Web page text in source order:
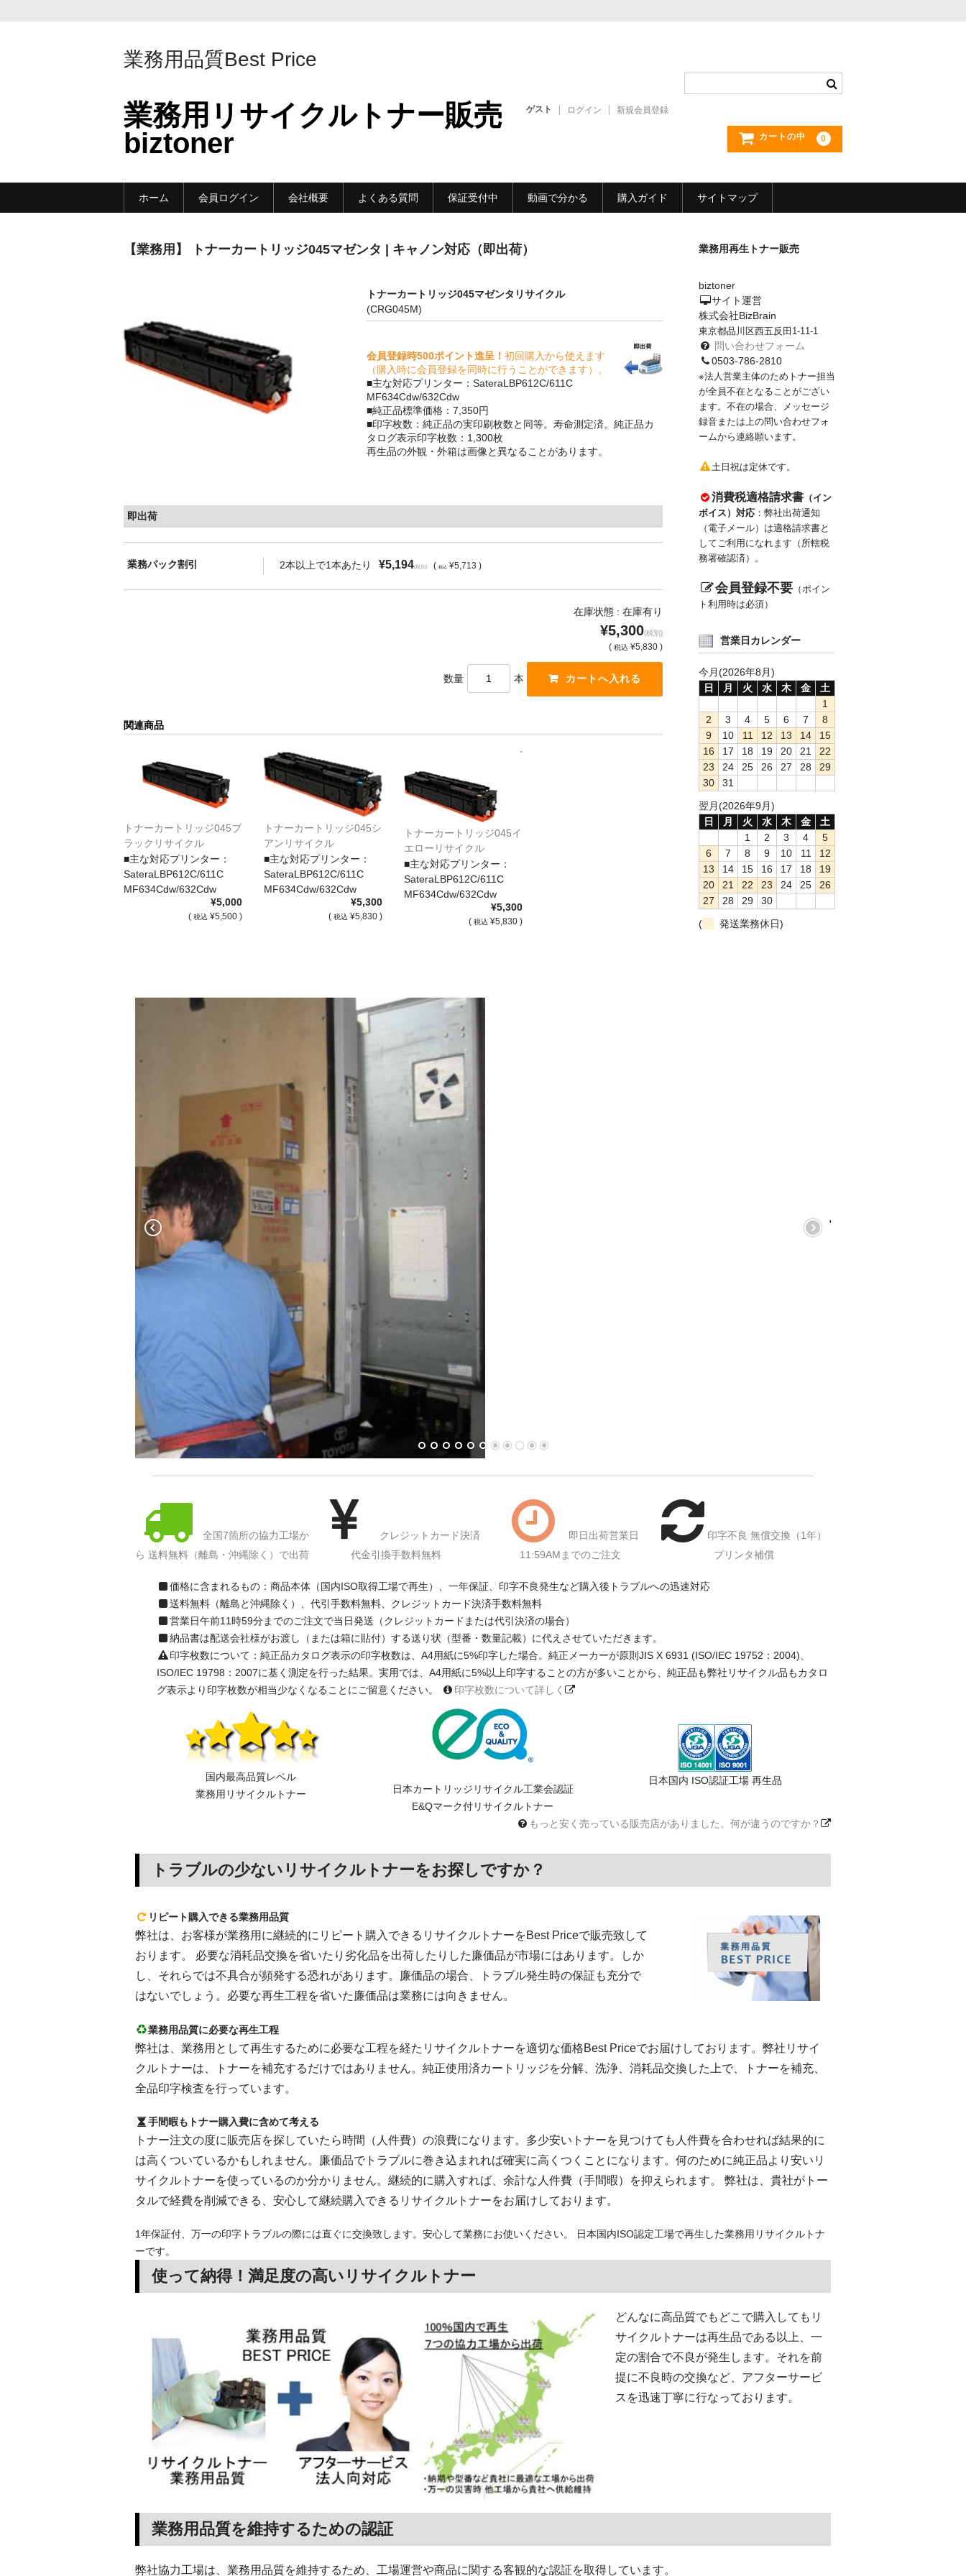
業務用品質Best Price
業務用リサイクルトナー販売
biztoner
ゲスト ログイン 新規会員登録
カートの中 0
ホーム 会員ログイン 会社概要 よくある質問 保証受付中 動画で分かる 購入ガイド サイトマップ
【業務用】 トナーカートリッジ045マゼンタ | キャノン対応（即出荷）
トナーカートリッジ045マゼンタリサイクル
(CRG045M)
会員登録時500ポイント進呈！ 初回購入から使えます
（購入時に会員登録を同時に行うことができます）。
■主な対応プリンター：SateraLBP612C/611C
MF634Cdw/632Cdw
■純正品標準価格：7,350円
■印字枚数：純正品の実印刷枚数と同等。寿命測定済。純正品カ
タログ表示印字枚数：1,300枚
再生品の外観・外箱は画像と異なることがあります。
即出荷
業務パック割引 2本以上で1本あたり ¥5,194(税別) ( 税込 ¥5,713 )
在庫状態 : 在庫有り
¥5,300(税別)
( 税込 ¥5,830 )
数量 本
関連商品
トナーカートリッジ045ブ
ラックリサイクル
■主な対応プリンター：
SateraLBP612C/611C
MF634Cdw/632Cdw
¥5,000
( 税込 ¥5,500 )
トナーカートリッジ045シ
アンリサイクル
■主な対応プリンター：
SateraLBP612C/611C
MF634Cdw/632Cdw
¥5,300
( 税込 ¥5,830 )
トナーカートリッジ045イ
エローリサイクル
■主な対応プリンター：
SateraLBP612C/611C
MF634Cdw/632Cdw
¥5,300
( 税込 ¥5,830 )
業務用再生トナー販売
biztoner
サイト運営
株式会社BizBrain
東京都品川区西五反田1-11-1
問い合わせフォーム
0503-786-2810
※法人営業主体のためトナー担当
が全員不在となることがござい
ます。不在の場合、メッセージ
録音または上の問い合わせフォ
ームから連絡願います。
土日祝は定休です。
消費税適格請求書 （イン
ボイス）対応 ：弊社出荷通知
（電子メール）は適格請求書と
してご利用になれます（所轄税
務署確認済）。
会員登録不要 （ポイン
ト利用時は必須）
営業日カレンダー
今月(2026年8月)
日
月 火 水 木 金
土
1
2
3 4 5 6 7
8
9
10 11 12 13 14
15
16
17 18 19 20 21
22
23
24 25 26 27 28
29
30
31
翌月(2026年9月)
日
月 火 水 木 金
土
1
2 3 4
5
6
7 8 9 10 11
12
13
14 15 16 17 18
19
20
21 22 23 24 25
26
27
28 29
30
(
発送業務休日)
全国7箇所の協力工場か
ら 送料無料（離島・沖縄除く）で出荷
クレジットカード決済
代金引換手数料無料
即日出荷営業日
11:59AMまでのご注文
印字不良 無償交換（1年）
プリンタ補償
価格に含まれるもの：商品本体（国内ISO取得工場で再生）、一年保証、印字不良発生など購入後トラブルへの迅速対応
送料無料（離島と沖縄除く）、代引手数料無料、クレジットカード決済手数料無料
営業日午前11時59分までのご注文で当日発送（クレジットカードまたは代引決済の場合）
納品書は配送会社様がお渡し（または箱に貼付）する送り状（型番・数量記載）に代えさせていただきます。
印字枚数について：純正品カタログ表示の印字枚数は、A4用紙に5%印字した場合。純正メーカーが原則JIS X 6931 (ISO/IEC 19752：2004)、
ISO/IEC 19798：2007に基く測定を行った結果。実用では、A4用紙に5%以上印字することの方が多いことから、純正品も弊社リサイクル品もカタロ
グ表示より印字枚数が相当少なくなることにご留意ください。
印字枚数について詳しく
国内最高品質レベル
業務用リサイクルトナー
日本カートリッジリサイクル工業会認証
E&Qマーク付リサイクルトナー
日本国内 ISO認証工場 再生品
もっと安く売っている販売店がありました。何が違うのですか？
トラブルの少ないリサイクルトナーをお探しですか？
リピート購入できる業務用品質
弊社は、お客様が業務用に継続的にリピート購入できるリサイクルトナーをBest Priceで販売致して
おります。 必要な消耗品交換を省いたり劣化品を出荷したりした廉価品が市場にはあります。しか
し、それらでは不具合が頻発する恐れがあります。廉価品の場合、トラブル発生時の保証も充分で
はないでしょう。必要な再生工程を省いた廉価品は業務には向きません。
業務用品質に必要な再生工程
弊社は、業務用として再生するために必要な工程を経たリサイクルトナーを適切な価格Best Priceでお届けしております。弊社リサイ
クルトナーは、トナーを補充するだけではありません。純正使用済カートリッジを分解、洗浄、消耗品交換した上で、トナーを補充、
全品印字検査を行っています。
手間暇もトナー購入費に含めて考える
トナー注文の度に販売店を探していたら時間（人件費）の浪費になります。多少安いトナーを見つけても人件費を合わせれば結果的に
は高くついているかもしれません。廉価品でトラブルに巻き込まれれば確実に高くつくことになります。何のために純正品より安いリ
サイクルトナーを使っているのか分かりません。継続的に購入すれば、余計な人件費（手間暇）を抑えられます。 弊社は、貴社がトー
タルで経費を削減できる、安心して継続購入できるリサイクルトナーをお届けしております。
1年保証付、万一の印字トラブルの際には直ぐに交換致します。安心して業務にお使いください。 日本国内ISO認定工場で再生した業務用リサイクルトナ
ーです。
使って納得！満足度の高いリサイクルトナー
どんなに高品質でもどこで購入してもリ
サイクルトナーは再生品である以上、一
定の割合で不良が発生します。それを前
提に不良時の交換など、アフターサービ
スを迅速丁寧に行なっております。
業務用品質を維持するための認証
弊社協力工場は、業務用品質を維持するため、工場運営や商品に関する客観的な認証を取得しています。